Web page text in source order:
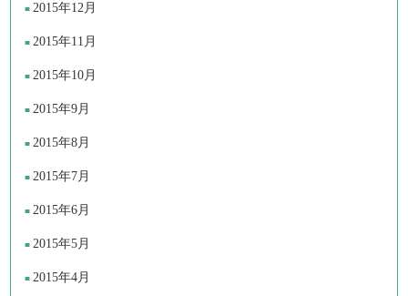
2015年12月
2015年11月
2015年10月
2015年9月
2015年8月
2015年7月
2015年6月
2015年5月
2015年4月